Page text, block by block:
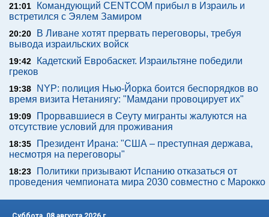
21:01
Командующий CENTCOM прибыл в Израиль и
встретился с Эялем Замиром
20:20
В Ливане хотят прервать переговоры, требуя
вывода израильских войск
19:42
Кадетский Евробаскет. Израильтяне победили
греков
19:38
NYP: полиция Нью-Йорка боится беспорядков во
время визита Нетаниягу: "Мамдани провоцирует их"
19:09
Прорвавшиеся в Сеуту мигранты жалуются на
отсутствие условий для проживания
18:35
Президент Ирана: "США – преступная держава,
несмотря на переговоры"
18:23
Политики призывают Испанию отказаться от
проведения чемпионата мира 2030 совместно с Марокко